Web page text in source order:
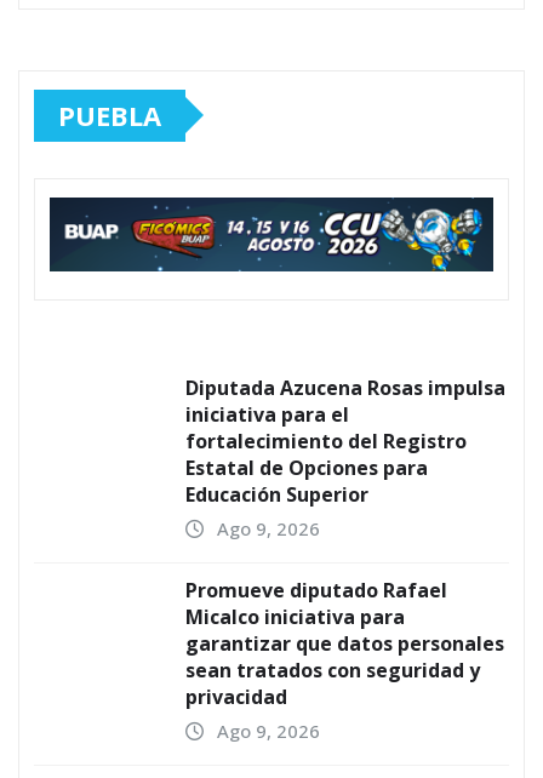
PUEBLA
Diputada Azucena Rosas impulsa
iniciativa para el
fortalecimiento del Registro
Estatal de Opciones para
Educación Superior
Ago 9, 2026
Promueve diputado Rafael
Micalco iniciativa para
garantizar que datos personales
sean tratados con seguridad y
privacidad
Ago 9, 2026